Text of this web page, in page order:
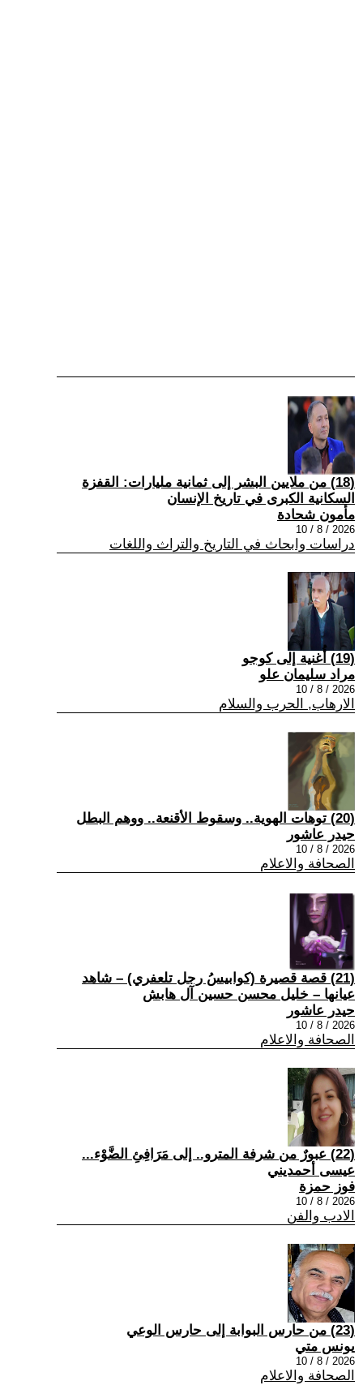
(18) من ملايين البشر إلى ثمانية مليارات: القفزة
السكانية الكبرى في تاريخ الإنسان
مأمون شحادة
2026 / 8 / 10
دراسات وابحاث في التاريخ والتراث واللغات
(19) أُغنية إلى كوجو
مراد سليمان علو
2026 / 8 / 10
الارهاب, الحرب والسلام
(20) توهات الهوية.. وسقوط الأقنعة.. ووهم البطل
حيدر عاشور
2026 / 8 / 10
الصحافة والاعلام
(21) قصة قصيرة (كوابيسُ رجل تلعفري) – شاهد
عيانها – خليل محسن حسين آل هابش
حيدر عاشور
2026 / 8 / 10
الصحافة والاعلام
(22) عبورٌ من شرفة المترو.. إلى مَرَافِئِ الضَّوْء...
عيسى أحمديني
فوز حمزة
2026 / 8 / 10
الادب والفن
(23) من حارس البوابة إلى حارس الوعي
يونس متي
2026 / 8 / 10
الصحافة والاعلام